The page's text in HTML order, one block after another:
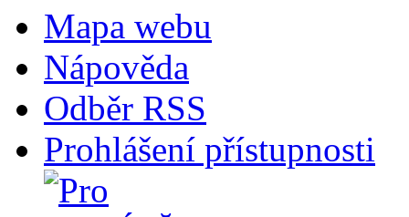
Mapa webu
Nápověda
Odběr RSS
Prohlášení přístupnosti